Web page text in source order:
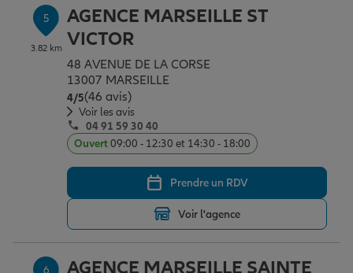
5
3.82 km
AGENCE MARSEILLE ST
VICTOR
48 AVENUE DE LA CORSE
13007 MARSEILLE
4/5Note de 4 sur 5
(46 avis)
Voir les avis
04 91 59 30 40
Ouvert09:00 - 12:30 et 14:30 - 18:00
Prendre un RDV
Voir l'agence
6 AGENCE MARSEILLE SAINTE